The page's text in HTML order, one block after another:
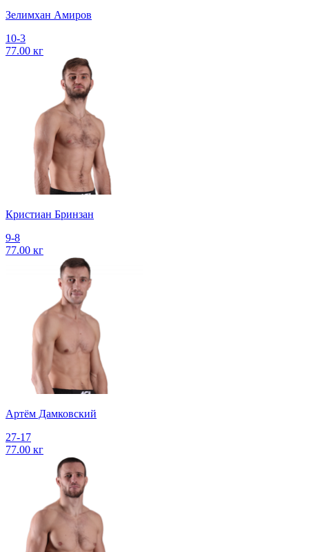
Зелимхан Амиров
10-3
77.00 кг
Кристиан Бринзан
9-8
77.00 кг
Артём Дамковский
27-17
77.00 кг